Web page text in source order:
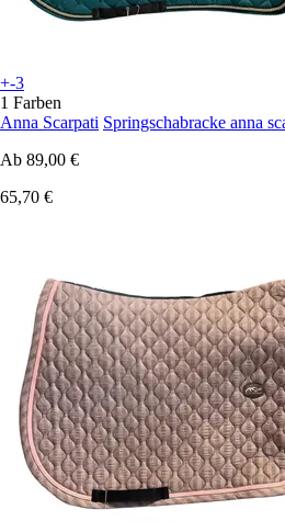
+-3
1 Farben
Anna Scarpati Springschabracke anna
Ab 89,00 €
65,70 €